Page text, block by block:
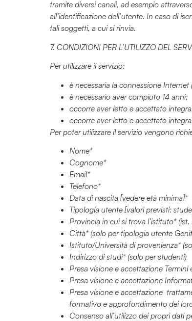
tramite diversi canali, ad esempio
all’identificazione dell’utente. In caso di
tali soggetti, a cui si rinvia.
7. CONDIZIONI PER L’UTILIZZO DEL
Per utilizzare il servizio:
è necessaria la connessione
è necessario aver compiuto 14 anni;
occorre aver letto e accettato
occorre aver letto e accettato
Per poter utilizzare il servizio vengono
Nome*
Cognome*
Email*
Telefono*
Data di nascita [vedere età minima]*
Tipologia utente [valori previsti:
Provincia in cui si trova l’istituto*
Città* (solo per tipologia utente
Istituto/Università di provenienza*
Indirizzo di studi* (solo per studenti)
Presa visione e accettazione Termini
Presa visione e accettazione
Presa visione e accettazione
formativo e approfondimento dei
Consenso all’utilizzo dei propri dati